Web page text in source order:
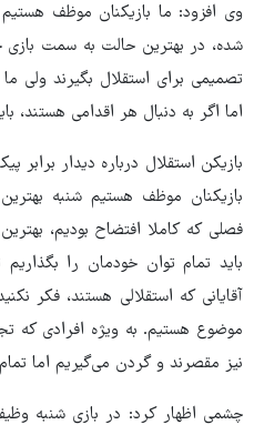
وی افزود: ما بازیکنان موظف
شده، در بهترین حالت به سمت بازی
تصمیمی برای استقلال بگیرند ولی
اما اگر به دنبال هر اقدامی هستند،
بازیکن استقلال درباره دیدار
بازیکنان موظف هستیم شنبه
فصلی که کاملا افتضاح بودیم،
باید تمام توان خودمان را
آقایانی که استقلالی هستند، فکر
موضوع هستیم. به ویژه افرادی که
نیز مقصرند و گردن می‌گیریم اما
چشمی اظهار کرد: در بازی شنبه